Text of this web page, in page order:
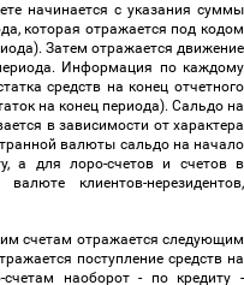
начинается с указания суммы
которая отражается под кодом
Затем отражается движение
Информация по каждому
средств на конец отчетного
на конец периода). Сальдо на
в зависимости от характера
валюты сальдо на начало
а для лоро-счетов и счетов в
клиентов-нерезидентов,
счетам отражается следующим
поступление средств на
наоборот - по кредиту -